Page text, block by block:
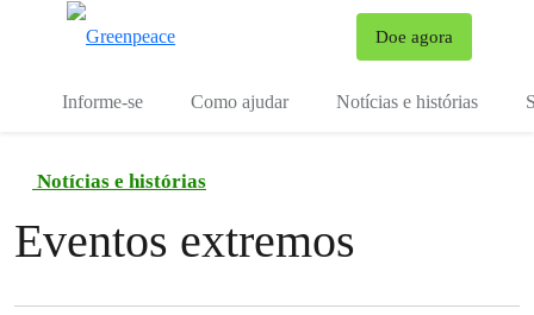
Doe agora
Informe-se Como ajudar Notícias e histórias
Notícias e histórias
Eventos extremos